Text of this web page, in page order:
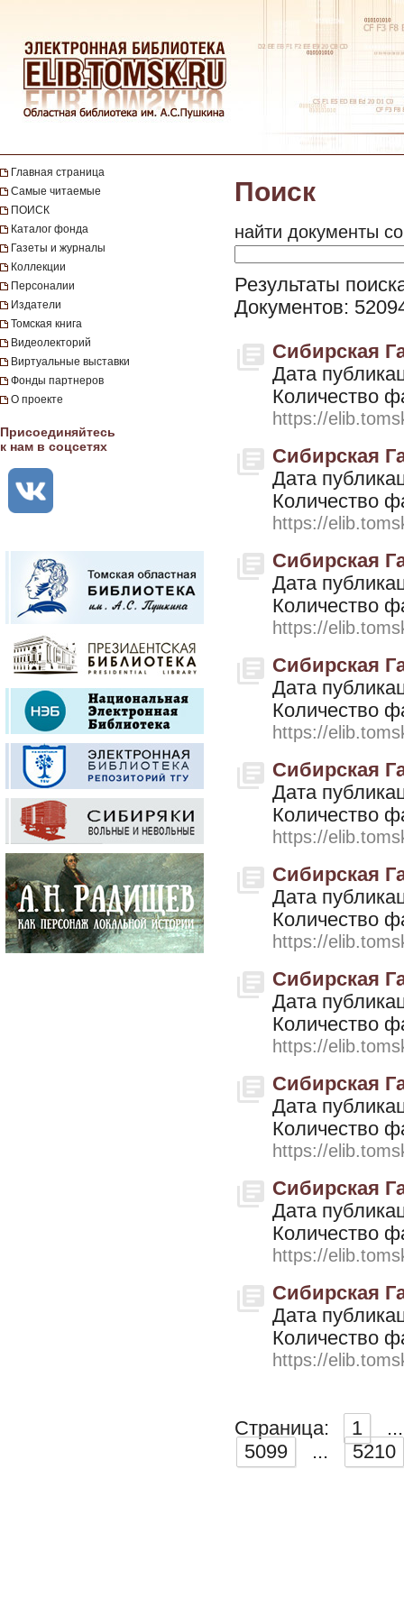
Главная страница
Самые читаемые
ПОИСК
Каталог фонда
Газеты и журналы
Коллекции
Персоналии
Издатели
Томская книга
Видеолекторий
Виртуальные выставки
Фонды партнеров
О проекте
Присоединяйтесь
к нам в соцсетях
Поиск
найти документы
Результаты
Документов:
Сибирская
Дата
Количество
https://
Сибирская
Дата
Количество
https://
Сибирская
Дата
Количество
https://
Сибирская
Дата
Количество
https://
Сибирская
Дата
Количество
https://
Сибирская
Дата
Количество
https://
Сибирская
Дата
Количество
https://
Сибирская
Дата
Количество
https://
Сибирская
Дата
Количество
https://
Сибирская
Дата
Количество
https://
Страница: 1
...
5099
... 5210